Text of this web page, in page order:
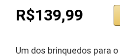
R$139,99
Um dos brinquedos para